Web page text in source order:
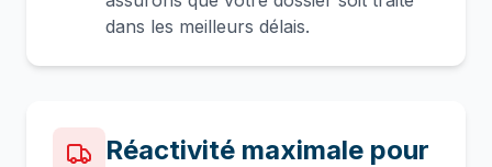
dans les meilleurs délais.
Réactivité maximale pour